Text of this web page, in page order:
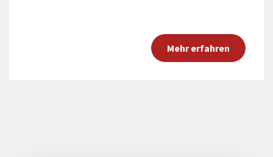
Mehr erfahren